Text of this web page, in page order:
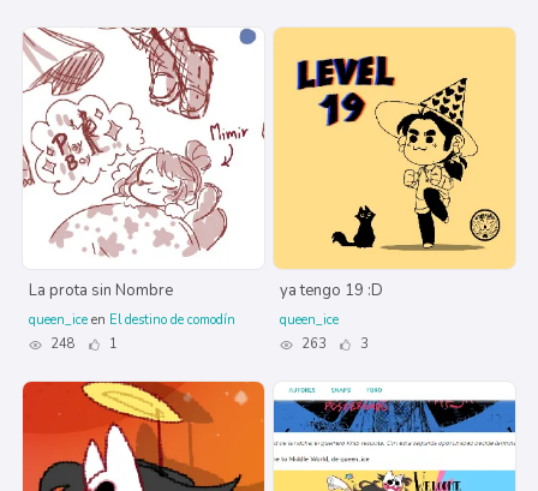
La prota sin Nombre
queen_ice en El destino de comodín
248
1
ya tengo 19 :D
queen_ice
263
3